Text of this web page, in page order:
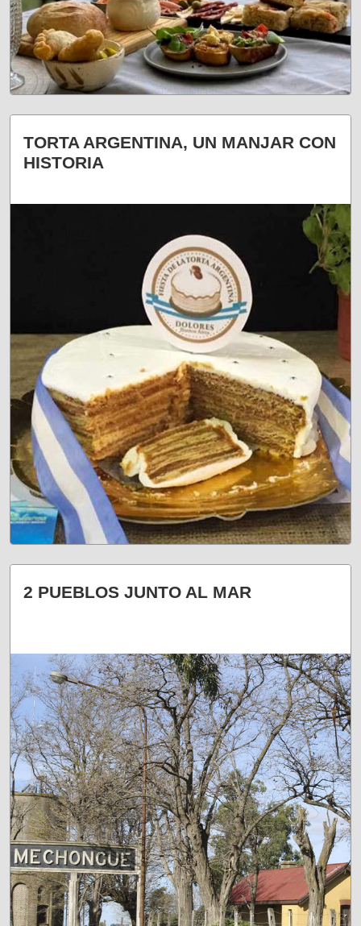
¿A DÓNDE IRÍAS PRIMERO?
TORTA ARGENTINA, UN MANJAR CON
HISTORIA
¡DELICIA DOLORENSE!
2 PUEBLOS JUNTO AL MAR